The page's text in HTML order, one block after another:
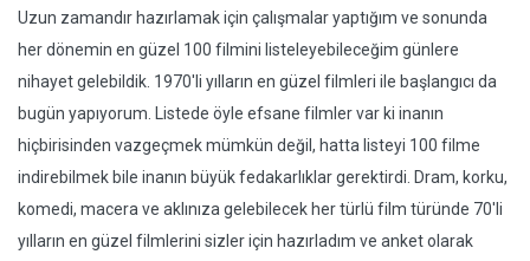
Uzun zamandır hazırlamak için çalışmalar yaptığım ve sonunda
her dönemin en güzel 100 filmini listeleyebileceğim günlere
nihayet gelebildik. 1970'li yılların en güzel filmleri ile başlangıcı da
bugün yapıyorum. Listede öyle efsane filmler var ki inanın
hiçbirisinden vazgeçmek mümkün değil, hatta listeyi 100 filme
indirebilmek bile inanın büyük fedakarlıklar gerektirdi. Dram, korku,
komedi, macera ve aklınıza gelebilecek her türlü film türünde 70'li
yılların en güzel filmlerini sizler için hazırladım ve anket olarak